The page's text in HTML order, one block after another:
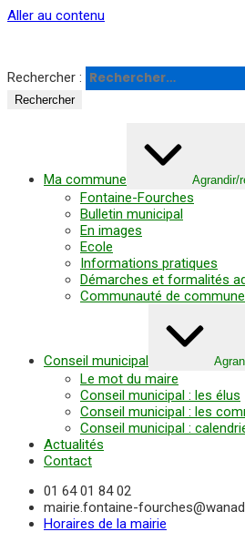
Panneau de gestion des cookies
Aller au contenu
Rechercher :
Ma commune Agrandir/
Fontaine-Fourches
Bulletin municipal
En images
Ecole
Informations pratiques
Démarches et formalités
Communauté de
Conseil municipal
Le mot du maire
Conseil municipal : les élus
Conseil municipal : les
Conseil municipal :
Actualités
Contact
01 64 01 84 02
mairie.fontaine-
Horaires de la mairie